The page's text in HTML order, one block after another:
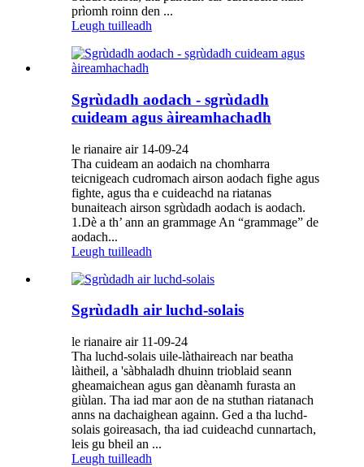
prìomh roinn den ...
Leugh tuilleadh
Sgrùdadh aodach - sgrùdadh
cuideam agus àireamhachadh
le rianaire air 14-09-24
Tha cuideam an aodaich na chomharra
teicnigeach cudromach airson aodach fighe agus
fighte, agus tha e cuideachd na riatanas
bunaiteach airson sgrùdadh aodach is aodach.
1.Dè a th’ ann an grammage An “grammage” de
aodach...
Leugh tuilleadh
Sgrùdadh air luchd-solais
le rianaire air 11-09-24
Tha luchd-solais uile-làthaireach nar beatha
làitheil, a 'sàbhaladh dhuinn trioblaid seann
gheamaichean agus gan dèanamh furasta an
giùlan. Tha iad mar aon de na stuthan riatanach
anns na dachaighean againn. Ged a tha luchd-
solais goireasach, tha iad cuideachd cunnartach,
leis gu bheil an ...
Leugh tuilleadh